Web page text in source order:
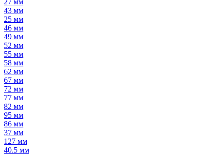
27 мм
43 мм
25 мм
46 мм
49 мм
52 мм
55 мм
58 мм
62 мм
67 мм
72 мм
77 мм
82 мм
95 мм
86 мм
37 мм
127 мм
40.5 мм